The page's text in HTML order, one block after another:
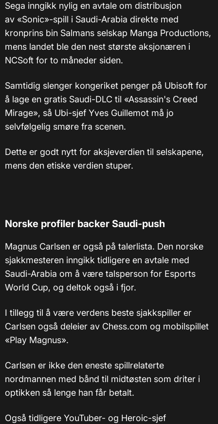
Sega inngikk nylig en avtale om distribusjon
av «Sonic»-spill i Saudi-Arabia direkte med
kronprins bin Salmans selskap Manga Productions,
mens landet ble den nest største aksjonæren i
NCSoft for to måneder siden.
Samtidig slenger kongeriket penger på Ubisoft for
å lage en gratis Saudi-DLC til «Assassin's Creed
Mirage», så Ubi-sjef Yves Guillemot må jo
selvfølgelig smøre fra scenen.
Dette er godt nytt for aksjeverdien til selskapene,
mens den etiske verdien stuper.
Norske profiler backer Saudi-push
Magnus Carlsen er også på talerlista. Den norske
sjakkmesteren inngikk tidligere en avtale med
Saudi-Arabia om å være talsperson for Esports
World Cup, og deltok også i fjor.
I tillegg til å være verdens beste sjakkspiller er
Carlsen også deleier av Chess.com og mobilspillet
«Play Magnus».
Carlsen er ikke den eneste spillrelaterte
nordmannen med bånd til midtøsten som driter i
optikken så lenge han får betalt.
Også tidligere YouTuber- og Heroic-sjef